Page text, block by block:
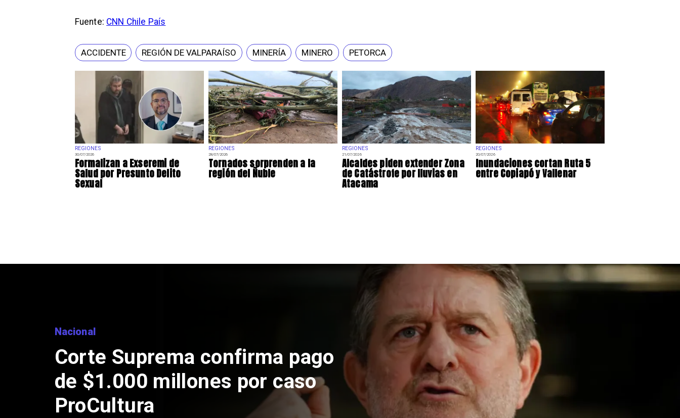
REGIONES
30/07/2026
Formalizan a Exseremi de
Salud por Presunto Delito
Sexual
REGIONES
28/07/2026
Tornados sorprenden a la
región del Ñuble
REGIONES
21/07/2026
Alcaldes piden extender Zona
de Catástrofe por lluvias en
Atacama
REGIONES
20/07/2026
Inundaciones cortan Ruta 5
entre Copiapó y Vallenar
Fuente: CNN Chile País
ACCIDENTE REGIÓN DE VALPARAÍSO MINERÍA MINERO PETORCA
Nacional
Corte Suprema confirma pago
de $1.000 millones por caso
ProCultura